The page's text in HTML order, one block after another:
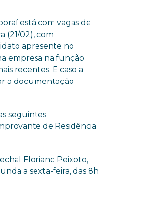
está com vagas de
(21/02), com
apresente no
empresa na função
recentes. E caso a
a documentação
seguintes
de Residência
Floriano Peixoto,
a sexta-feira, das 8h